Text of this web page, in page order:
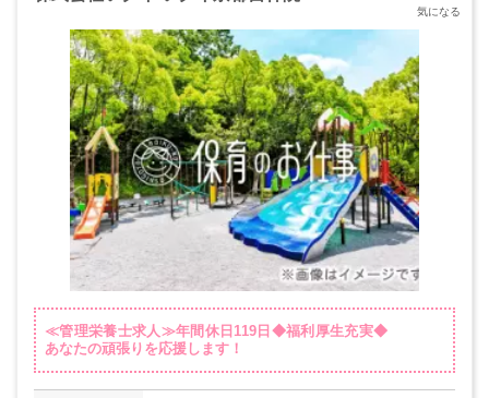
≪管理栄養士求人≫年間休日119日◆福利厚生充実◆
あなたの頑張りを応援します！